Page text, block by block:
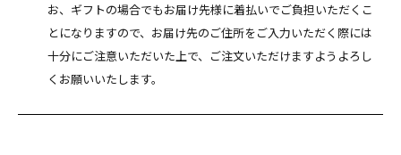
お、ギフトの場合でもお届け先様に着払いでご負担いただくこ
とになりますので、お届け先のご住所をご入力いただく際には
十分にご注意いただいた上で、ご注文いただけますようよろし
くお願いいたします。